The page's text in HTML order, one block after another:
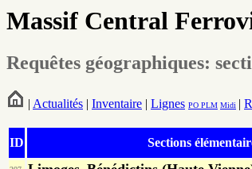
Massif Central
Requêtes géographiques:
| Actualités | Inventaire | Lignes PO PLM Midi |
ID Sections